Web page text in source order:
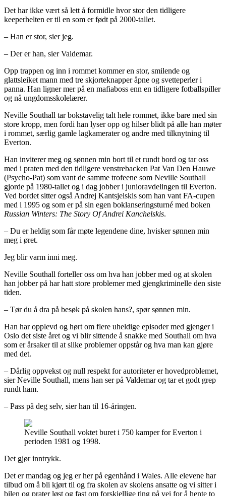
Det har ikke vært så lett å formidle hvor stor den tidligere
keeperhelten er til en som er født på 2000-tallet.
– Han er stor, sier jeg.
– Der er han, sier Valdemar.
Opp trappen og inn i rommet kommer en stor, smilende og
glattsleiket mann med tre skjorteknapper åpne og svetteperler i
panna. Han ligner mer på en mafiaboss enn en tidligere fotballspiller
og nå ungdomsskolelærer.
Neville Southall tar bokstavelig talt hele rommet, ikke bare med sin
store kropp, men fordi han lyser opp og hilser blidt på alle han møter
i rommet, særlig gamle lagkamerater og andre med tilknytning til
Everton.
Han inviterer meg og sønnen min bort til et rundt bord og tar oss
med i praten med den tidligere venstrebacken Pat Van Den Hauwe
(Psycho-Pat) som vant de samme trofeene som Neville Southall
gjorde på 1980-tallet og i dag jobber i junioravdelingen til Everton.
Ved bordet sitter også Andrej Kantsjelskis som han vant FA-cupen
med i 1995 og som er på sin egen boklanseringsturné med boken
Russian Winters: The Story Of Andrei Kanchelskis.
– Du er heldig som får møte legendene dine, hvisker sønnen min
meg i øret.
Jeg blir varm inni meg.
Neville Southall forteller oss om hva han jobber med og at skolen
han jobber på har hatt store problemer med gjengkriminelle den siste
tiden.
– Tør du å dra på besøk på skolen hans?, spør sønnen min.
Han har opplevd og hørt om flere uheldige episoder med gjenger i
Oslo det siste året og vi blir sittende å snakke med Southall om hva
som er årsaker til at slike problemer oppstår og hva man kan gjøre
med det.
– Dårlig oppvekst og null respekt for autoriteter er hovedproblemet,
sier Neville Southall, mens han ser på Valdemar og tar et godt grep
rundt ham.
– Pass på deg selv, sier han til 16-åringen.
Neville Southall voktet buret i 750 kamper for Everton i
perioden 1981 og 1998.
Det gjør inntrykk.
Det er mandag og jeg er her på egenhånd i Wales. Alle elevene har
tilbud om å bli kjørt til og fra skolen av skolens ansatte og vi sitter i
bilen og prater løst og fast om forskjellige ting på vei for å hente to